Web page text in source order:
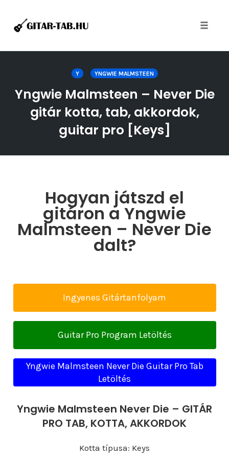
Y YNGWIE MALMSTEEN
Yngwie Malmsteen – Never Die
gitár kotta, tab, akkordok,
guitar pro [Keys]
Hogyan játszd el
gitáron a Yngwie
Malmsteen – Never Die
dalt?
Ingyenes Gitártanfolyam
Guitar Pro Program Letöltés
Yngwie Malmsteen Never Die Guitar Pro Tab
Letöltés
Yngwie Malmsteen Never Die – GITÁR
PRO TAB, KOTTA, AKKORDOK
Kotta típusa: Keys